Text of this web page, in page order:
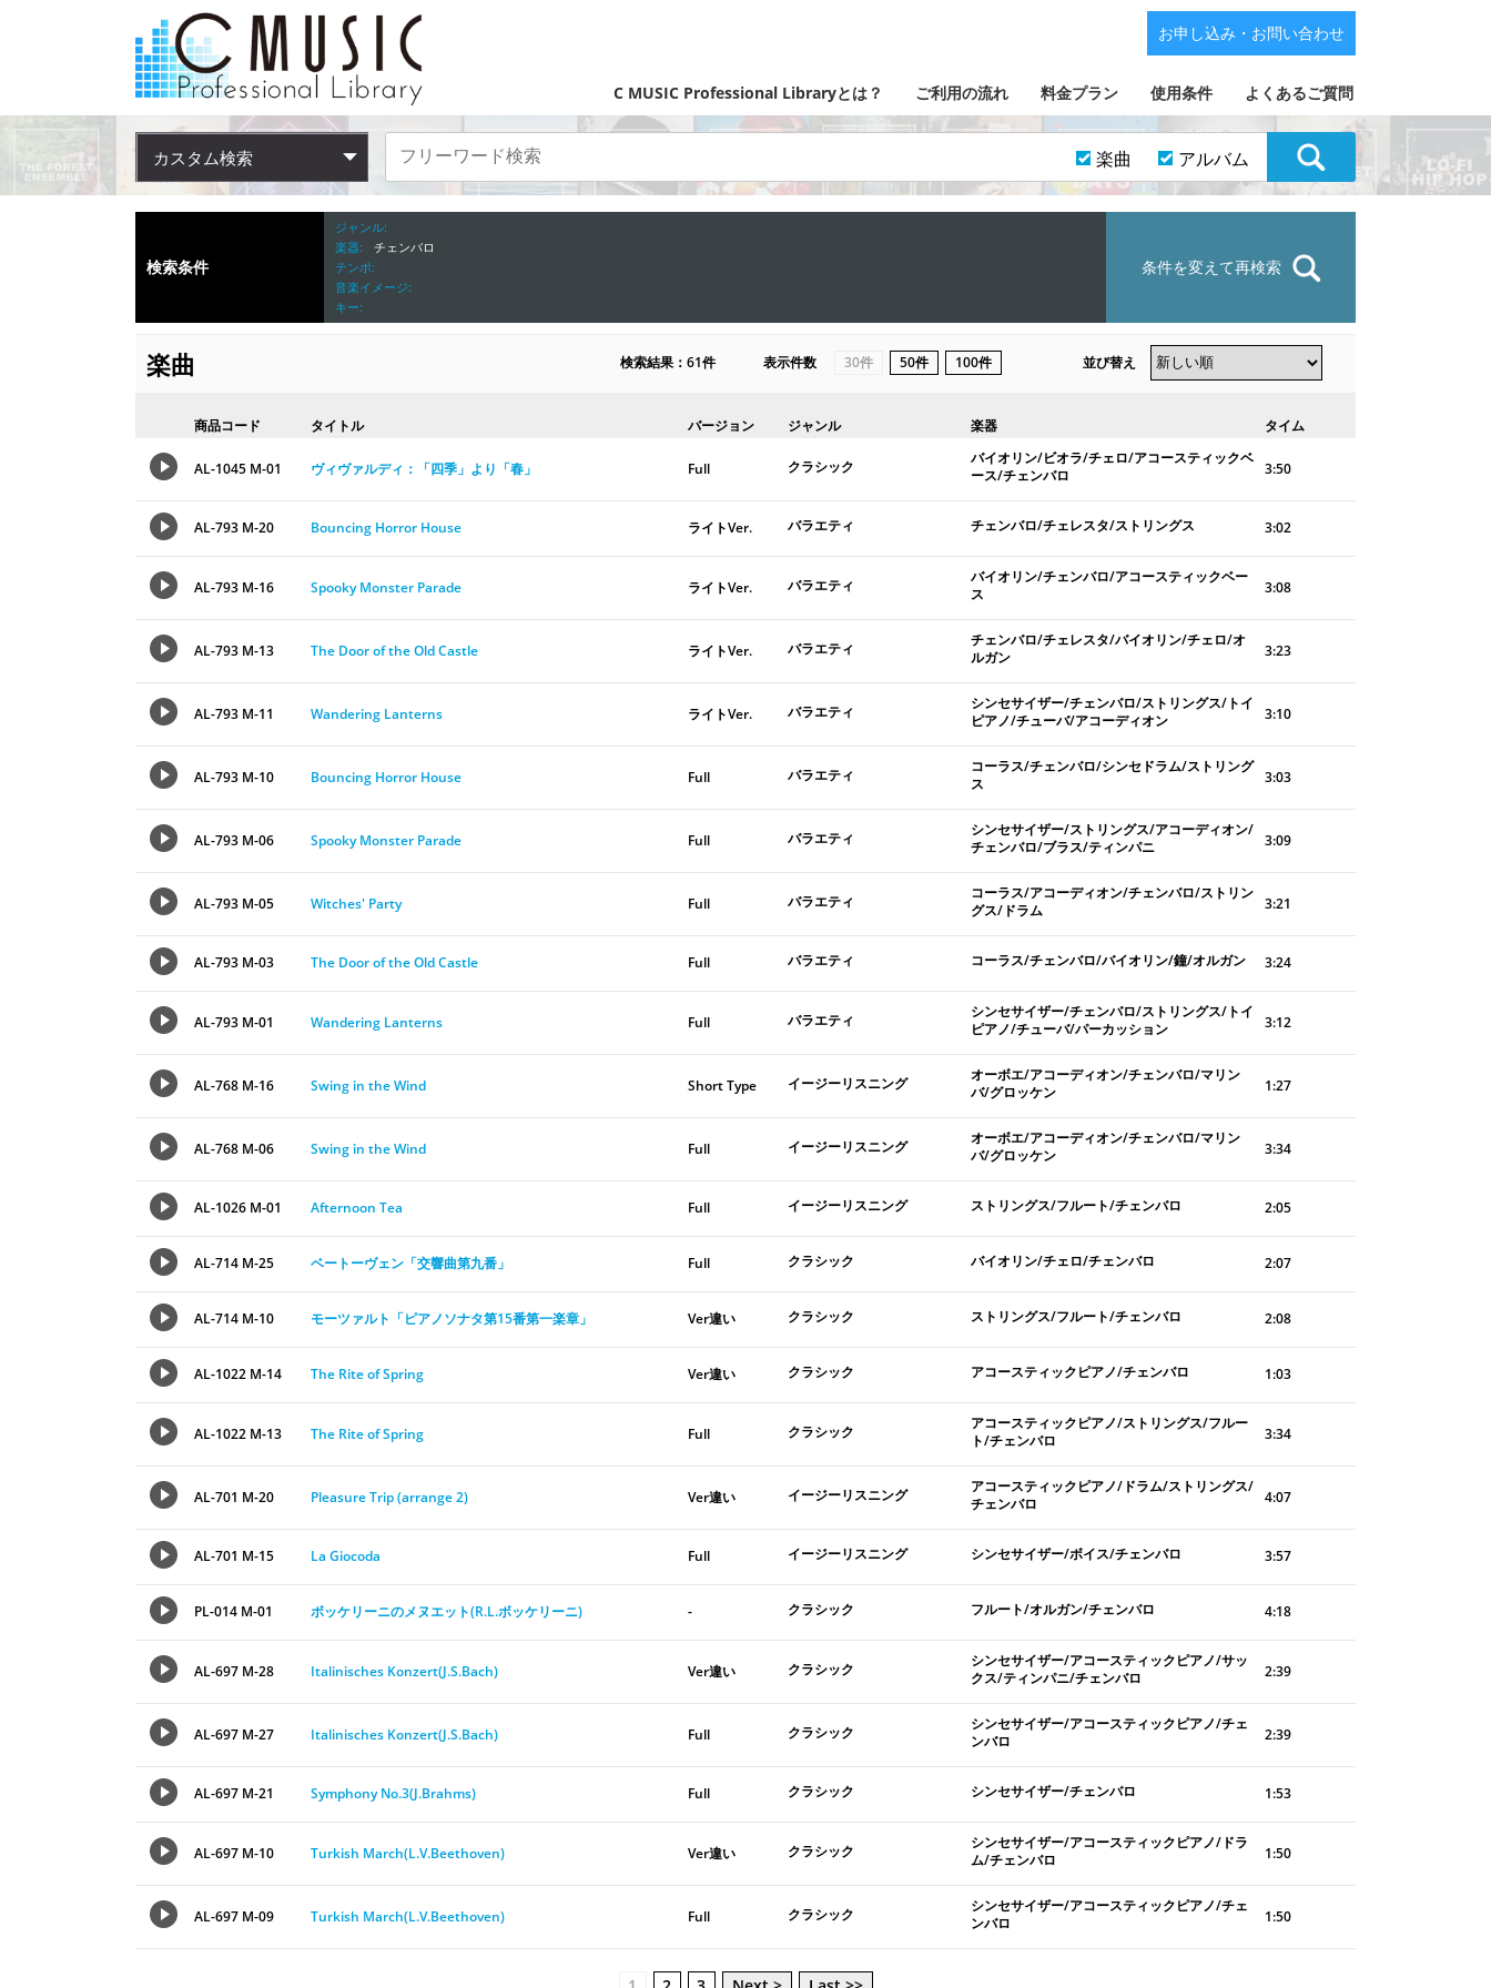
C MUSIC Professional Libraryとは？ ご利用の流れ 料金プラン 使用条件 よくあるご質問
お申し込み・お問い合わせ
カスタム検索 楽曲 アルバム
検索条件
ジャンル
楽器
チェンバロ
テンポ
音楽イメージ
キー
条件を変えて再検索
楽曲 検索結果：61件 表示件数 30件 50件 100件 並び替え
商品コード タイトル バージョン ジャンル 楽器 タイム
AL-1045 M-01 ヴィヴァルディ：「四季」より「春」 Full クラシック
バイオリン/ビオラ/チェロ/アコースティックベ
ース/チェンバロ
3:50
AL-793 M-20 Bouncing Horror House ライトVer. バラエティ チェンバロ/チェレスタ/ストリングス 3:02
AL-793 M-16 Spooky Monster Parade ライトVer. バラエティ
バイオリン/チェンバロ/アコースティックベー
ス
3:08
AL-793 M-13 The Door of the Old Castle ライトVer. バラエティ
チェンバロ/チェレスタ/バイオリン/チェロ/オ
ルガン
3:23
AL-793 M-11 Wandering Lanterns ライトVer. バラエティ
シンセサイザー/チェンバロ/ストリングス/トイ
ピアノ/チューバ/アコーディオン
3:10
AL-793 M-10 Bouncing Horror House Full バラエティ
コーラス/チェンバロ/シンセドラム/ストリング
ス
3:03
AL-793 M-06 Spooky Monster Parade Full バラエティ
シンセサイザー/ストリングス/アコーディオン/
チェンバロ/ブラス/ティンパニ
3:09
AL-793 M-05 Witches' Party Full バラエティ
コーラス/アコーディオン/チェンバロ/ストリン
グス/ドラム
3:21
AL-793 M-03 The Door of the Old Castle Full バラエティ コーラス/チェンバロ/バイオリン/鐘/オルガン 3:24
AL-793 M-01 Wandering Lanterns Full バラエティ
シンセサイザー/チェンバロ/ストリングス/トイ
ピアノ/チューバ/パーカッション
3:12
AL-768 M-16 Swing in the Wind Short Type イージーリスニング
オーボエ/アコーディオン/チェンバロ/マリン
バ/グロッケン
1:27
AL-768 M-06 Swing in the Wind Full イージーリスニング
オーボエ/アコーディオン/チェンバロ/マリン
バ/グロッケン
3:34
AL-1026 M-01 Afternoon Tea Full イージーリスニング ストリングス/フルート/チェンバロ 2:05
AL-714 M-25 ベートーヴェン「交響曲第九番」 Full クラシック バイオリン/チェロ/チェンバロ 2:07
AL-714 M-10 モーツァルト「ピアノソナタ第15番第一楽章」 Ver違い クラシック ストリングス/フルート/チェンバロ 2:08
AL-1022 M-14 The Rite of Spring Ver違い クラシック アコースティックピアノ/チェンバロ 1:03
AL-1022 M-13 The Rite of Spring Full クラシック
アコースティックピアノ/ストリングス/フルー
ト/チェンバロ
3:34
AL-701 M-20 Pleasure Trip (arrange 2) Ver違い イージーリスニング
アコースティックピアノ/ドラム/ストリングス/
チェンバロ
4:07
AL-701 M-15 La Giocoda Full イージーリスニング シンセサイザー/ボイス/チェンバロ 3:57
PL-014 M-01 ボッケリーニのメヌエット(R.L.ボッケリーニ) - クラシック フルート/オルガン/チェンバロ 4:18
AL-697 M-28 Italinisches Konzert(J.S.Bach) Ver違い クラシック
シンセサイザー/アコースティックピアノ/サッ
クス/ティンパニ/チェンバロ
2:39
AL-697 M-27 Italinisches Konzert(J.S.Bach) Full クラシック
シンセサイザー/アコースティックピアノ/チェ
ンバロ
2:39
AL-697 M-21 Symphony No.3(J.Brahms) Full クラシック シンセサイザー/チェンバロ 1:53
AL-697 M-10 Turkish March(L.V.Beethoven) Ver違い クラシック
シンセサイザー/アコースティックピアノ/ドラ
ム/チェンバロ
1:50
AL-697 M-09 Turkish March(L.V.Beethoven) Full クラシック
シンセサイザー/アコースティックピアノ/チェ
ンバロ
1:50